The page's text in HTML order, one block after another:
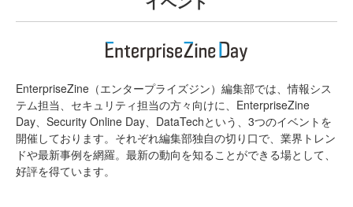
EnterpriseZine（エンタープライズジン）編集部では、情報シス
テム担当、セキュリティ担当の方々向けに、EnterpriseZine
Day、Security Online Day、DataTechという、3つのイベントを
開催しております。それぞれ編集部独自の切り口で、業界トレン
ドや最新事例を網羅。最新の動向を知ることができる場として、
好評を得ています。